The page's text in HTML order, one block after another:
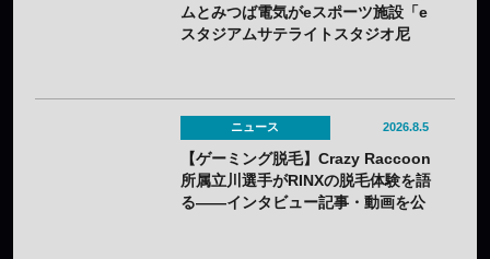
ムとみつば電気がeスポーツ施設「e
スタジアムサテライトスタジオ尼
ニュース 2026.8.5
【ゲーミング脱毛】Crazy Raccoon
所属立川選手がRINXの脱毛体験を語
る——インタビュー記事・動画を公